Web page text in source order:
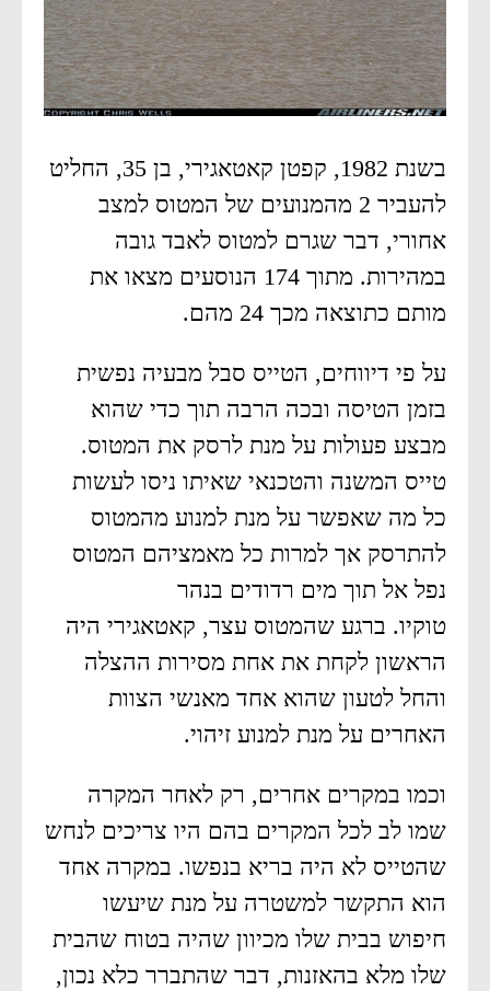
בשנת 1982, קפטן קאטאגירי, בן 35, החליט
להעביר 2 מהמנועים של המטוס למצב
אחורי, דבר שגרם למטוס לאבד גובה
במהירות. מתוך 174 הנוסעים מצאו את
מותם כתוצאה מכך 24 מהם.
על פי דיווחים, הטייס סבל מבעיה נפשית
בזמן הטיסה ובכה הרבה תוך כדי שהוא
מבצע פעולות על מנת לרסק את המטוס.
טייס המשנה והטכנאי שאיתו ניסו לעשות
כל מה שאפשר על מנת למנוע מהמטוס
להתרסק אך למרות כל מאמציהם המטוס
נפל אל תוך מים רדודים בנהר
טוקיו. ברגע שהמטוס עצר, קאטאגירי היה
הראשון לקחת את אחת מסירות ההצלה
והחל לטעון שהוא אחד מאנשי הצוות
האחרים על מנת למנוע זיהוי.
וכמו במקרים אחרים, רק לאחר המקרה
שמו לב לכל המקרים בהם היו צריכים לנחש
שהטייס לא היה בריא בנפשו. במקרה אחד
הוא התקשר למשטרה על מנת שיעשו
חיפוש בבית שלו מכיוון שהיה בטוח שהבית
שלו מלא בהאזנות, דבר שהתברר כלא נכון,